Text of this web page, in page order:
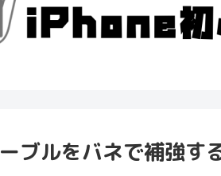
ブルをバネで補強す